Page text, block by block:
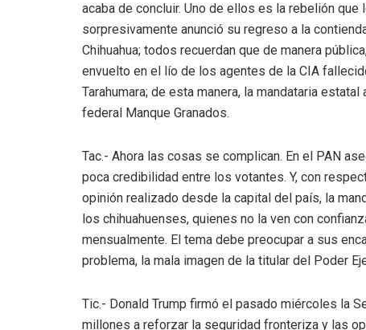
acaba de concluir. Uno de ellos es la rebelión
sorpresivamente anunció su regreso a la
Chihuahua; todos recuerdan que de manera
envuelto en el lío de los agentes de la CIA
Tarahumara; de esta manera, la mandataria
federal Manque Granados.
Tac.- Ahora las cosas se complican. En el PAN
poca credibilidad entre los votantes. Y, con
opinión realizado desde la capital del país, la
los chihuahuenses, quienes no la ven con
mensualmente. El tema debe preocupar a sus
problema, la mala imagen de la titular del Poder
Tic.- Donald Trump firmó el pasado miércoles la
millones a reforzar la seguridad fronteriza y las